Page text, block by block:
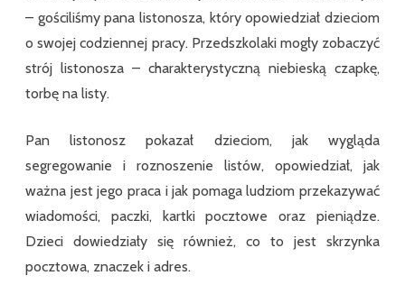
– gościliśmy pana listonosza, który opowiedział dzieciom
o swojej codziennej pracy. Przedszkolaki mogły zobaczyć
strój listonosza – charakterystyczną niebieską czapkę,
torbę na listy.
Pan listonosz pokazał dzieciom, jak wygląda
segregowanie i roznoszenie listów, opowiedział, jak
ważna jest jego praca i jak pomaga ludziom przekazywać
wiadomości, paczki, kartki pocztowe oraz pieniądze.
Dzieci dowiedziały się również, co to jest skrzynka
pocztowa, znaczek i adres.